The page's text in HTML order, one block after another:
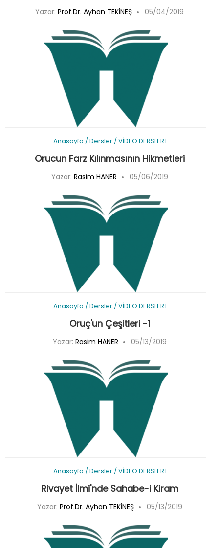
Yazar: Prof.Dr. Ayhan TEKİNEŞ 05/04/2019
Anasayfa /Dersler /VİDEO DERSLERİ
Orucun Farz Kılınmasının Hikmetleri
Yazar: Rasim HANER 05/06/2019
Anasayfa /Dersler /VİDEO DERSLERİ
Oruç'un Çeşitleri -1
Yazar: Rasim HANER 05/13/2019
Anasayfa /Dersler /VİDEO DERSLERİ
Rivayet İlmi'nde Sahabe-i Kiram
Yazar: Prof.Dr. Ayhan TEKİNEŞ 05/13/2019